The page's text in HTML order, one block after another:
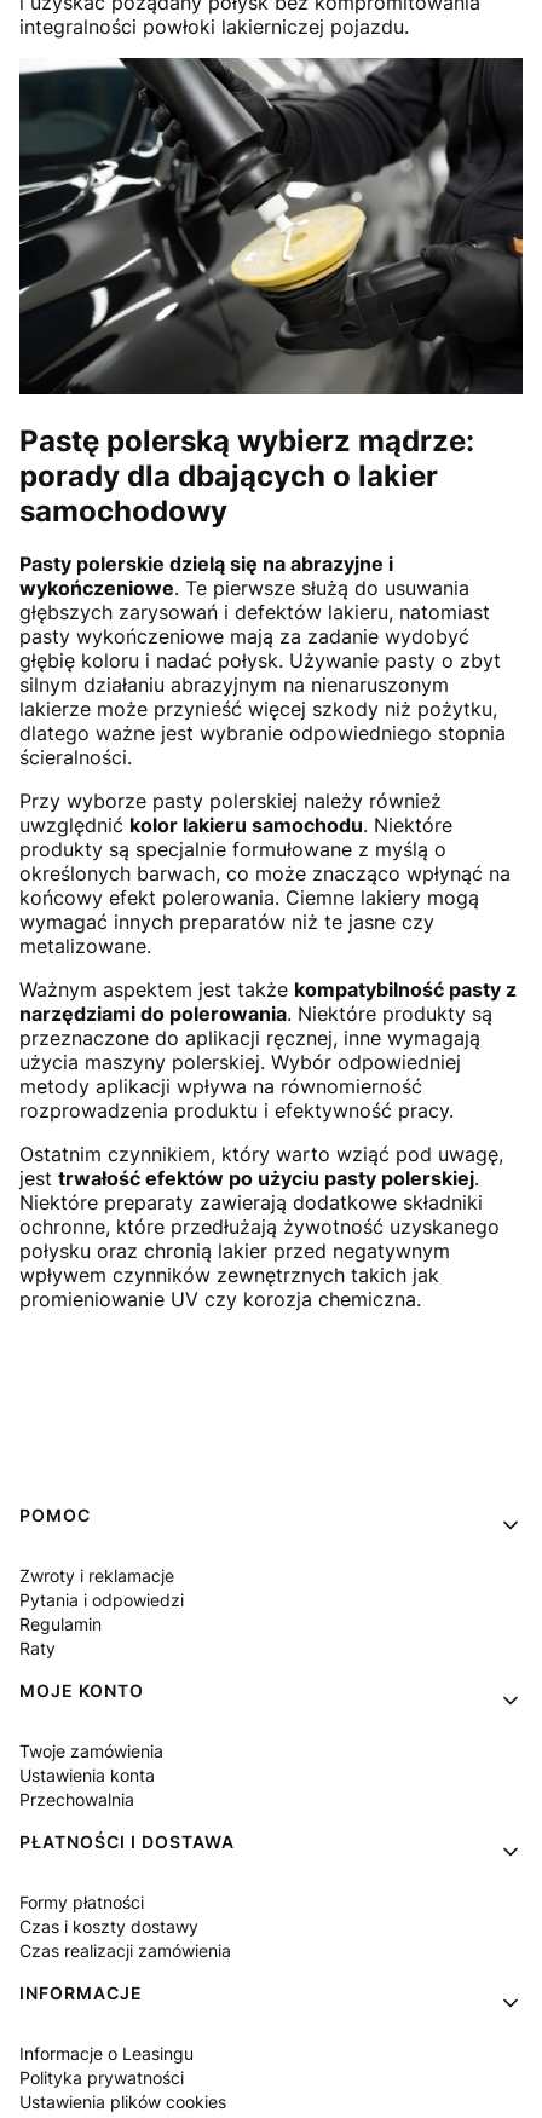
integralności powłoki lakierniczej pojazdu.
Pastę polerską wybierz mądrze:
porady dla dbających o lakier
samochodowy
Pasty polerskie dzielą się na abrazyjne i
wykończeniowe. Te pierwsze służą do usuwania
głębszych zarysowań i defektów lakieru, natomiast
pasty wykończeniowe mają za zadanie wydobyć
głębię koloru i nadać połysk. Używanie pasty o zbyt
silnym działaniu abrazyjnym na nienaruszonym
lakierze może przynieść więcej szkody niż pożytku,
dlatego ważne jest wybranie odpowiedniego stopnia
ścieralności.
Przy wyborze pasty polerskiej należy również
uwzględnić kolor lakieru samochodu. Niektóre
produkty są specjalnie formułowane z myślą o
określonych barwach, co może znacząco wpłynąć na
końcowy efekt polerowania. Ciemne lakiery mogą
wymagać innych preparatów niż te jasne czy
metalizowane.
Ważnym aspektem jest także kompatybilność pasty z
narzędziami do polerowania. Niektóre produkty są
przeznaczone do aplikacji ręcznej, inne wymagają
użycia maszyny polerskiej. Wybór odpowiedniej
metody aplikacji wpływa na równomierność
rozprowadzenia produktu i efektywność pracy.
Ostatnim czynnikiem, który warto wziąć pod uwagę,
jest trwałość efektów po użyciu pasty polerskiej.
Niektóre preparaty zawierają dodatkowe składniki
ochronne, które przedłużają żywotność uzyskanego
połysku oraz chronią lakier przed negatywnym
wpływem czynników zewnętrznych takich jak
promieniowanie UV czy korozja chemiczna.
Linki w stopce
POMOC
Zwroty i reklamacje
Pytania i odpowiedzi
Regulamin
Raty
MOJE KONTO
Twoje zamówienia
Ustawienia konta
Przechowalnia
PŁATNOŚCI I DOSTAWA
Formy płatności
Czas i koszty dostawy
Czas realizacji zamówienia
INFORMACJE
Informacje o Leasingu
Polityka prywatności
Ustawienia plików cookies